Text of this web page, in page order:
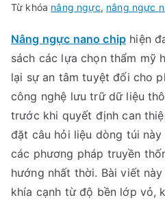
Từ khóa nâng ngực, nâng ngực
Nâng ngực nano chip hiện
sách các lựa chọn thẩm mỹ
lại sự an tâm tuyệt đối cho
công nghệ lưu trữ dữ liệu
trước khi quyết định can
đặt câu hỏi liệu dòng túi
các phương pháp truyền
hướng nhất thời. Bài viết
khía cạnh từ độ bền lớp vỏ,